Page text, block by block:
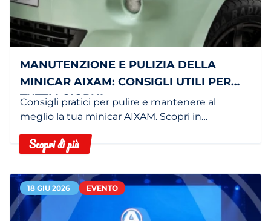
MANUTENZIONE E PULIZIA DELLA
MINICAR AIXAM: CONSIGLI UTILI PER
TUTTI I GIORNI
Consigli pratici per pulire e mantenere al
meglio la tua minicar AIXAM. Scopri in
Scopri di più
18 GIU 2026 EVENTO